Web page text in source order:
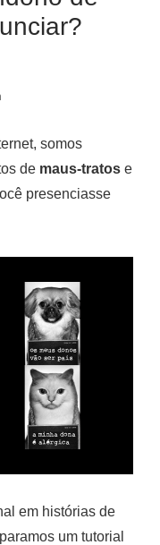
somos
de maus-tratos e
presenciasse
em histórias de
um tutorial